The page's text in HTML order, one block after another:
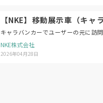
【NKE】移動展示車（キ
キャラバンカーでユーザーの元に訪問
NKE株式会社
2026年04月28日